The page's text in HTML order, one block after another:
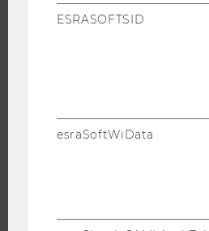
WELCOME SERVICES
ESRASOFTSID
esraSoftWiData